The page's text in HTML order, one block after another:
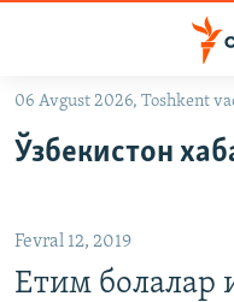
Асосий
Қидиришга
ўтинг
OZODLIK
На русском
06 Avgust 2026, Toshkent
Ўзбекистон
Fevral 12, 2019
Етим болалар